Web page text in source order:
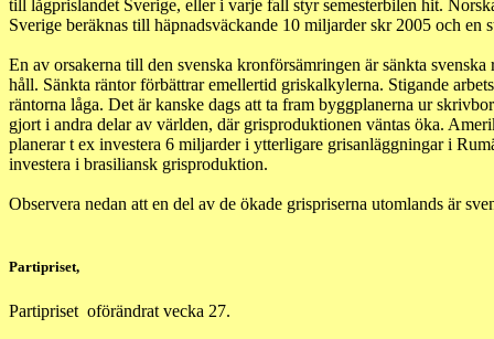
till lågprislandet Sverige, eller i varje fall styr semesterbilen hit.
Sverige beräknas till häpnadsväckande 10 miljarder skr 2005 och en
En av orsakerna till den svenska kronförsämringen är sänkta svenska
håll. Sänkta räntor förbättrar emellertid griskalkylerna. Stigande
räntorna låga. Det är kanske dags att ta fram byggplanerna ur
gjort i andra delar av världen, där grisproduktionen väntas öka.
planerar t ex investera 6 miljarder i ytterligare grisanläggningar i
investera i brasiliansk grisproduktion.
Observera nedan att en del av de ökade grispriserna utomlands är
Partipriset,
Partipriset oförändrat vecka 27.